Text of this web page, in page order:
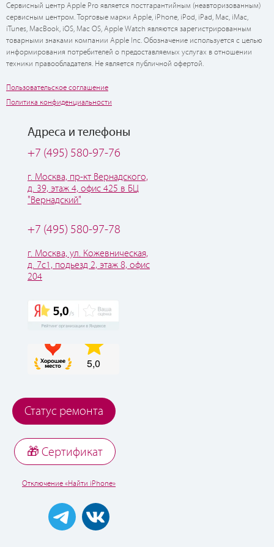
Сервисный центр Apple Pro является постгарантийным (неавторизованным)
сервисным центром. Торговые марки Apple, iPhone, iPod, iPad, Mac, iMac,
iTunes, MacBook, iOS, Mac OS, Apple Watch являются зарегистрированным
товарными знаками компании Apple Inc. Обозначение используется с целью
информирования потребителей о предоставляемых услугах в отношении
техники правообладателя. Не является публичной офертой.
Пользовательское соглашение
Политика конфиденциальности
Адреса и телефоны
+7 (495) 580-97-76
г. Москва, пр-кт Вернадского,
д. 39, этаж 4, офис 425 в БЦ
"Вернадский"
+7 (495) 580-97-78
г. Москва, ул. Кожевническая,
д. 7с1, подьезд 2, этаж 8, офис
204
Статус ремонта
🎁 Cертификат
Отключение «Найти iPhone»